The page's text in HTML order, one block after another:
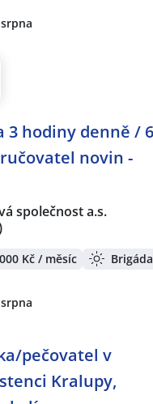
3 hodiny denně /
novin -
společnost a.s.
Kč / měsíc Brigáda
pečovatel v
Kralupy,